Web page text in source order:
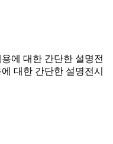
에 대한 간단한 설명전
대한 간단한 설명전시